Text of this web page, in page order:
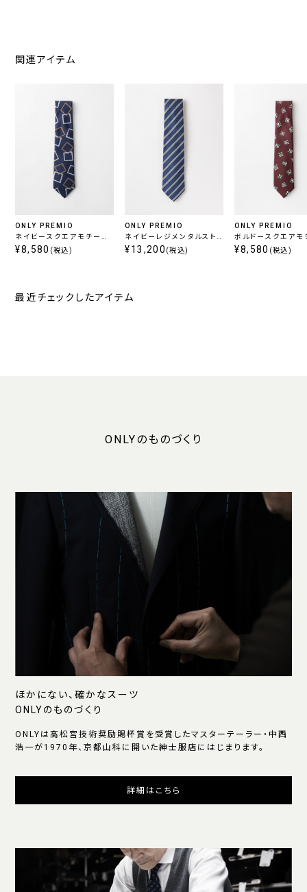
関連アイテム
ONLY PREMIO
ネイビースクエアモチーフ
プリントタイ
¥8,580 (税込)
ONLY PREMIO
ネイビーレジメンタルスト
ライプタイ
¥13,200 (税込)
ONLY PREMIO
ボルドースクエアモ
プリントタイ
¥8,580 (税込)
最近チェックしたアイテム
ONLYのものづくり
ほかにない、確かなスーツ
ONLYのものづくり
ONLYは高松宮技術奨励賜杯賞を受賞したマスターテーラー・中西
浩一が1970年、京都山科に開いた紳士服店にはじまります。
詳細はこちら